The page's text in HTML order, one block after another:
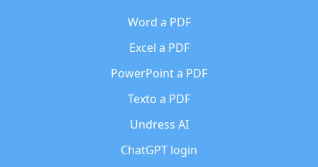
Word a PDF
Excel a PDF
PowerPoint a PDF
Texto a PDF
Undress AI
ChatGPT login